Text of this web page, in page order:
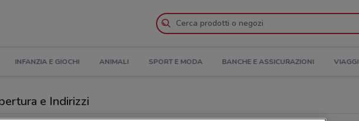
INFANZIA E GIOCHI ANIMALI SPORT E MODA BANCHE E ASSICURAZIONI VIAGGI
e Indirizzi